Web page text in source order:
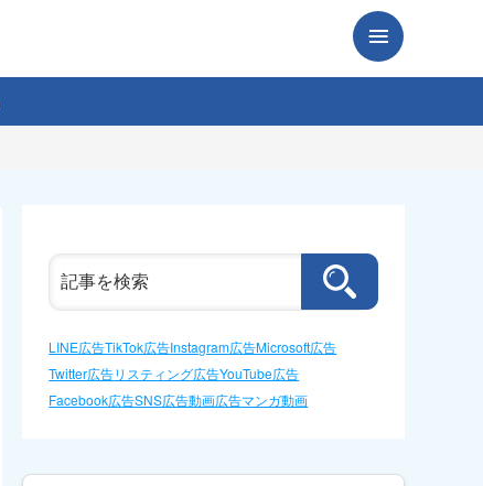
LINE広告TikTok広告Instagram広告Microsoft広告
Twitter広告リスティング広告YouTube広告
Facebook広告SNS広告動画広告マンガ動画